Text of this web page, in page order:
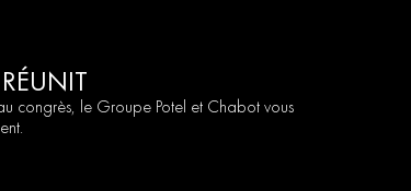
congrès, le Groupe Potel et Chabot vous